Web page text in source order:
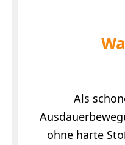
Als
ohne harte